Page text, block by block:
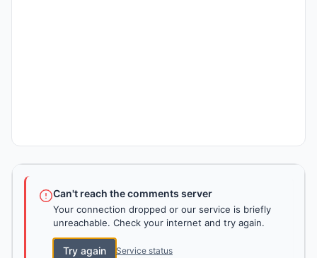
Can't reach the comments server
Your connection dropped or our service is briefly
unreachable. Check your internet and try again.
Try again Service status